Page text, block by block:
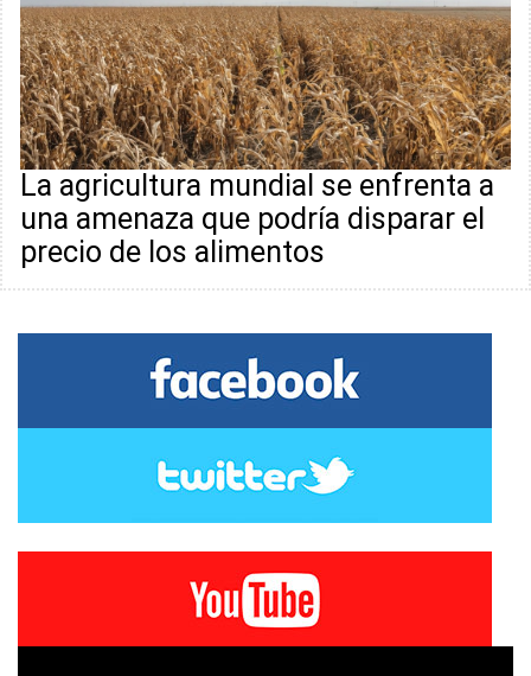
La agricultura mundial se enfrenta a
una amenaza que podría disparar el
precio de los alimentos